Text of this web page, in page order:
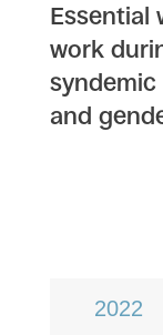
Essential
work
syndemic
and
2022